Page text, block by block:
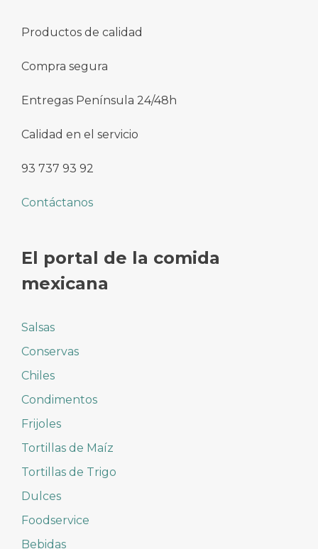
Productos de calidad
Compra segura
Entregas Península 24/48h
Calidad en el servicio
93 737 93 92
Contáctanos
El portal de la comida
mexicana
Salsas
Conservas
Chiles
Condimentos
Frijoles
Tortillas de Maíz
Tortillas de Trigo
Dulces
Foodservice
Bebidas